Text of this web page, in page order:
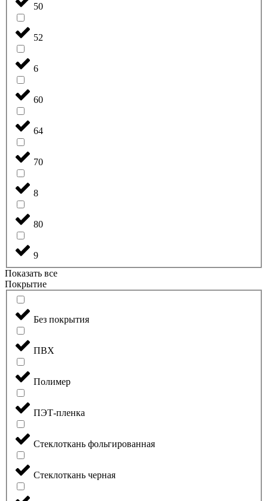
50
52
6
60
64
70
8
80
9
Показать все
Покрытие
Без покрытия
ПВХ
Полимер
ПЭТ-пленка
Стеклоткань фольгированная
Стеклоткань черная